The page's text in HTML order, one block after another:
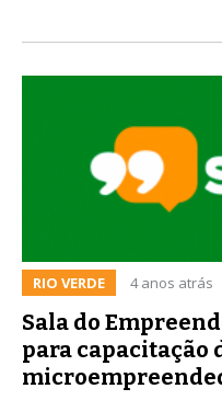
RIO VERDE 4 anos atrás
Sala do
para capacitação